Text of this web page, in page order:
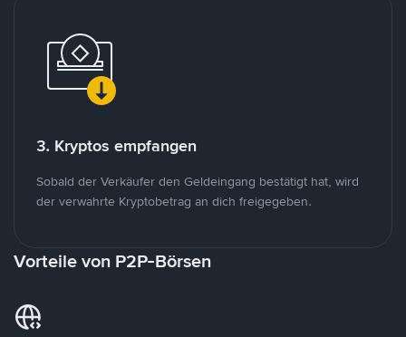
3. Kryptos empfangen
Sobald der Verkäufer den Geldeingang bestätigt hat, wird
der verwahrte Kryptobetrag an dich freigegeben.
Vorteile von P2P-Börsen